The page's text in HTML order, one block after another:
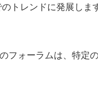
トレンドに発展しま
フォーラムは、特定